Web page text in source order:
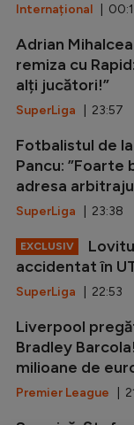
Internațional |
Adrian
remiza cu
alți jucători!”
SuperLiga | 23:57
Fotbalistul de
Pancu: ”Foarte
adresa
SuperLiga | 23:38
EXCLUSIV
accidentat în
SuperLiga | 22:53
Liverpool
Bradley
milioane de
Premier League |